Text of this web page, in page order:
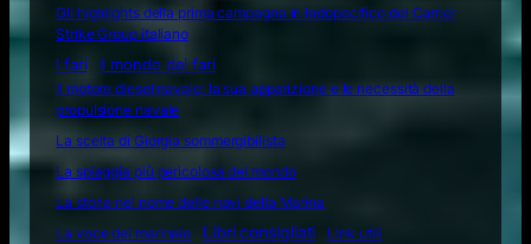
Gli highlights della prima campagna in Indopacifico del Carrier
Strike Group italiano
I fari
Il mondo dei fari
Il motore diesel navale: la sua apparizione e le necessità della
propulsione navale
La scelta di Giorgia sommergibilista
La spiaggia più pericolosa del mondo
La storia nel nome delle navi della Marina
La voce del marinaio
Libri consigliati Link utili